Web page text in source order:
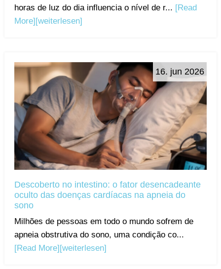
horas de luz do dia influencia o nível de r... [Read
More][weiterlesen]
16. jun 2026
Descoberto no intestino: o fator desencadeante
oculto das doenças cardíacas na apneia do
sono
Milhões de pessoas em todo o mundo sofrem de
apneia obstrutiva do sono, uma condição co...
[Read More][weiterlesen]